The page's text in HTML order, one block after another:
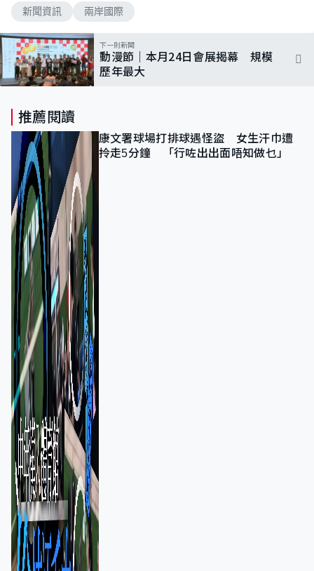
新聞資訊 兩岸國際
下一則新聞
動漫節｜本月24日會展揭幕 規模
歷年最大
推薦閱讀
康文署球場打排球遇怪盜 女生汗巾遭
拎走5分鐘 「行咗出出面唔知做乜」